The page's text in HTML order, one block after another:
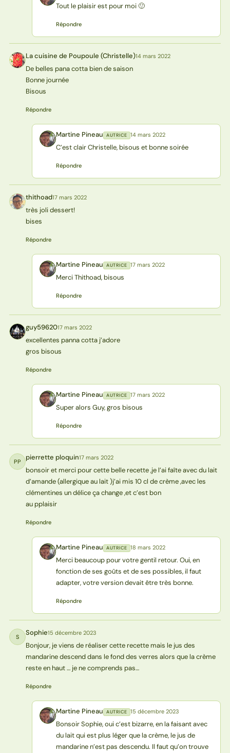
Tout le plaisir est pour moi 🙂
Répondre
L( La cuisine de Poupoule (Christelle)14 mars 2022
De belles pana cotta bien de saison
Bonne journée
Bisous
Répondre
MP Martine Pineau AUTRICE 14 mars 2022
C’est clair Christelle, bisous et bonne soirée
Répondre
T thithoad17 mars 2022
très joli dessert!
bises
Répondre
MP Martine Pineau AUTRICE 17 mars 2022
Merci Thithoad, bisous
Répondre
G guy5962017 mars 2022
excellentes panna cotta j’adore
gros bisous
Répondre
MP Martine Pineau AUTRICE 17 mars 2022
Super alors Guy, gros bisous
Répondre
PP pierrette ploquin17 mars 2022
bonsoir et merci pour cette belle recette ,je l’ai faîte avec du lait
d’amande (allergique au lait )j’ai mis 10 cl de crème ,avec les
clémentines un délice ça change ,et c’est bon
au pplaisir
Répondre
MP Martine Pineau AUTRICE 18 mars 2022
Merci beaucoup pour votre gentil retour. Oui, en
fonction de ses goûts et de ses possibles, il faut
adapter, votre version devait être très bonne.
Répondre
S Sophie15 décembre 2023
Bonjour, je viens de réaliser cette recette mais le jus des
mandarine descend dans le fond des verres alors que la crème
reste en haut … je ne comprends pas…
Répondre
MP Martine Pineau AUTRICE 15 décembre 2023
Bonsoir Sophie, oui c’est bizarre, en la faisant avec
du lait qui est plus léger que la crème, le jus de
mandarine n’est pas descendu. Il faut qu’on trouve